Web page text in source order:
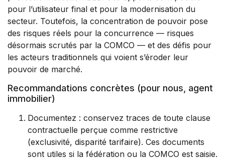
pour l’utilisateur final et pour la modernisation du
secteur. Toutefois, la concentration de pouvoir pose
des risques réels pour la concurrence — risques
désormais scrutés par la COMCO — et des défis pour
les acteurs traditionnels qui voient s’éroder leur
pouvoir de marché.
Recommandations concrètes (pour nous, agent
immobilier)
Documentez : conservez traces de toute clause
contractuelle perçue comme restrictive
(exclusivité, disparité tarifaire). Ces documents
sont utiles si la fédération ou la COMCO est saisie.